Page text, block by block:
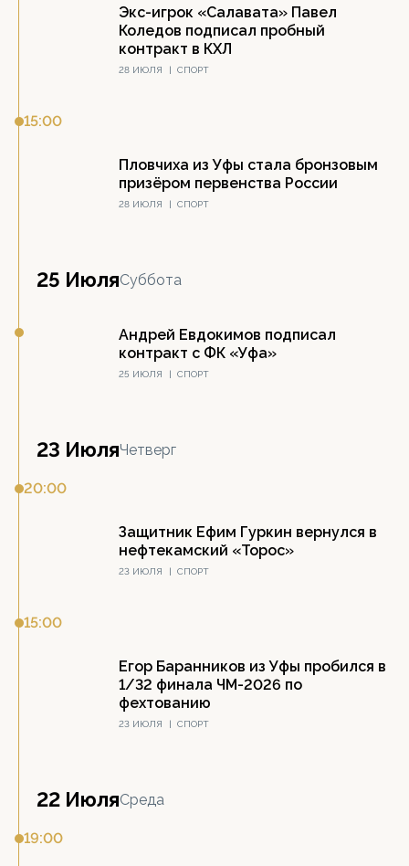
Экс-игрок «Салавата» Павел
Коледов подписал пробный
контракт в КХЛ
28 ИЮЛЯ | СПОРТ
15:00
Пловчиха из Уфы стала бронзовым
призёром первенства России
28 ИЮЛЯ | СПОРТ
25 ИюляСуббота
Андрей Евдокимов подписал
контракт с ФК «Уфа»
25 ИЮЛЯ | СПОРТ
23 ИюляЧетверг
20:00
Защитник Ефим Гуркин вернулся в
нефтекамский «Торос»
23 ИЮЛЯ | СПОРТ
15:00
Егор Баранников из Уфы пробился в
1/32 финала ЧМ-2026 по
фехтованию
23 ИЮЛЯ | СПОРТ
22 ИюляСреда
19:00